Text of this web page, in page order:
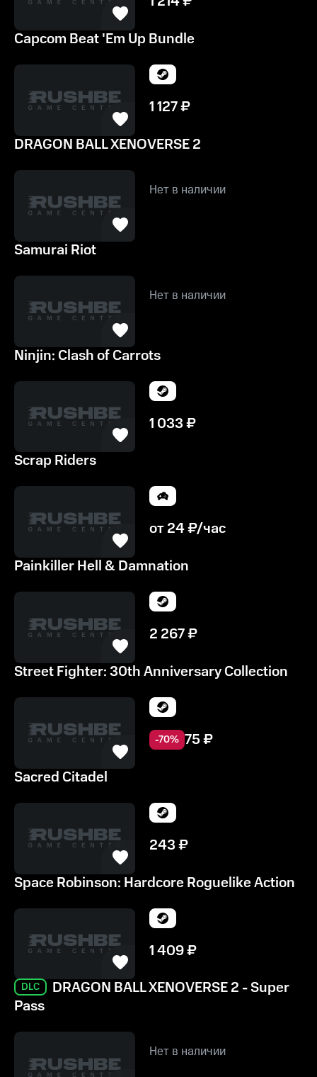
Capcom Beat 'Em Up Bundle
1 127₽
DRAGON BALL XENOVERSE 2
Нет в наличии
Samurai Riot
Нет в наличии
Ninjin: Clash of Carrots
1 033₽
Scrap Riders
от24₽/час
Painkiller Hell & Damnation
2 267₽
Street Fighter: 30th Anniversary Collection
-70% 75₽
Sacred Citadel
243₽
Space Robinson: Hardcore Roguelike Action
1 409₽
DLC
DRAGON BALL XENOVERSE 2 - Super
Pass
Нет в наличии